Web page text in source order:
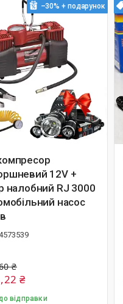
–30%
12V +
налобний RJ 3000
насос
₴
₴
відправки